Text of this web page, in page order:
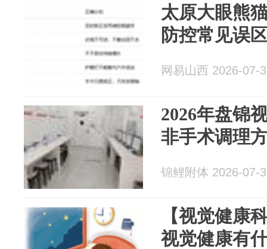
太原大眼熊
防控常见误
网易山西 2026-07-
2026年盘锦
非手术调理
锦鲤附体 2026-07-
【视觉健康
视觉健康有